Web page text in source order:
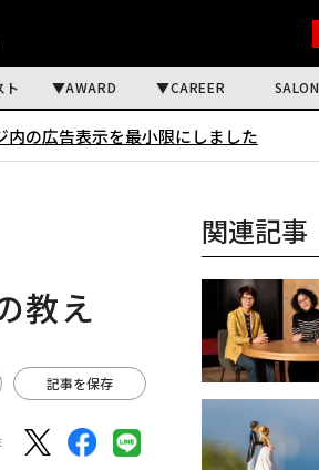
ト AWARD CAREER SALON
内の広告表示を最小限にしました
教え
記事を保存
関連記事